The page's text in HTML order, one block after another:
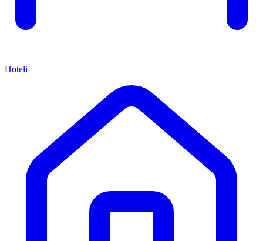
Hoteli